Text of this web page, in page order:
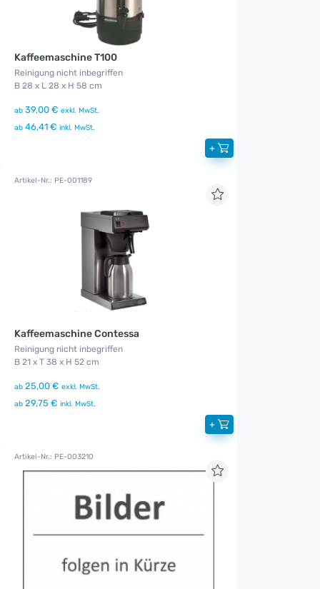
Kaffeemaschine T100
Reinigung nicht inbegriffen
B 28 x L 28 x H 58 cm
ab 39,00 € exkl. MwSt.
ab 46,41 € inkl. MwSt.
+
Artikel-Nr.: PE-001189
Kaffeemaschine Contessa
Reinigung nicht inbegriffen
B 21 x T 38 x H 52 cm
ab 25,00 € exkl. MwSt.
ab 29,75 € inkl. MwSt.
+
Artikel-Nr.: PE-003210